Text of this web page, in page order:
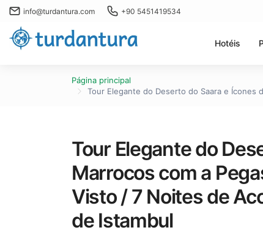
info@turdantura.com +90 5451419534
Hotéis
Página principal
Tour Elegante do Deserto do Saara e Ícones
Tour Elegante do
Marrocos com a
Visto / 7 Noites de
de Istambul